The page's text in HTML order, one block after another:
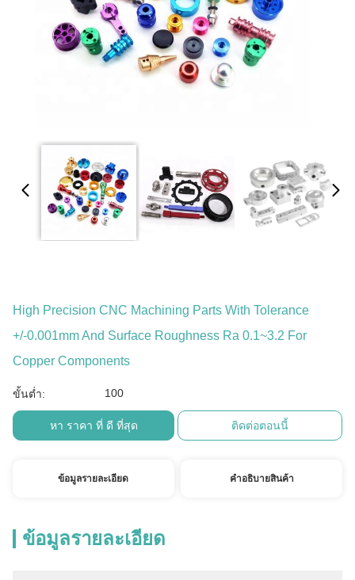
High Precision CNC Machining Parts With Tolerance
+/-0.001mm And Surface Roughness Ra 0.1~3.2 For
Copper Components
ขั้นต่ำ: 100
หา ราคา ที่ ดี ที่สุด ติดต่อตอนนี้
ข้อมูลรายละเอียด คําอธิบายสินค้า
ข้อมูลรายละเอียด